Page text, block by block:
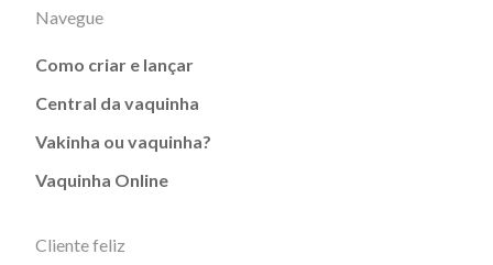
Navegue
Como criar e lançar
Central da vaquinha
Vakinha ou vaquinha?
Vaquinha Online
Cliente feliz